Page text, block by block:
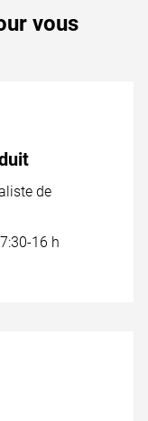
vous
de
16 h